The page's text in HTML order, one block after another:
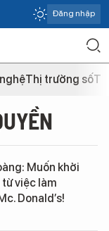
Đăng nhập
Thị trường số
Muốn khởi
việc làm
Donald’s!